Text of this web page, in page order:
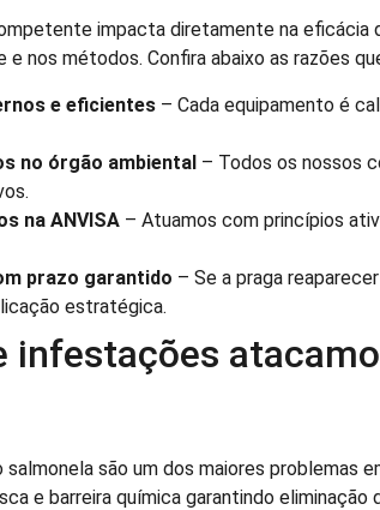
impacta diretamente na eficácia
nos métodos. Confira abaixo as razões
e eficientes – Cada equipamento é
no órgão ambiental – Todos os nossos
na ANVISA – Atuamos com princípios
prazo garantido – Se a praga
estratégica.
infestações
são um dos maiores problemas
e barreira química garantindo eliminação